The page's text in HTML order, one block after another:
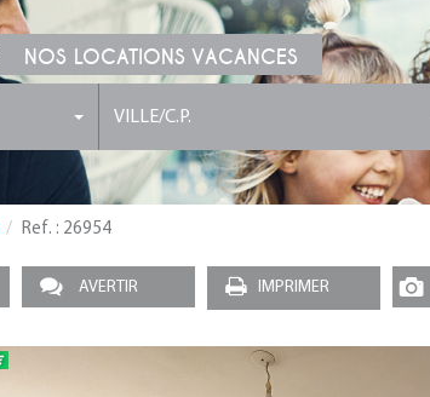
NOS LOCATIONS VACANCES
VILLE/C.P.
Ref. : 26954
AVERTIR IMPRIMER